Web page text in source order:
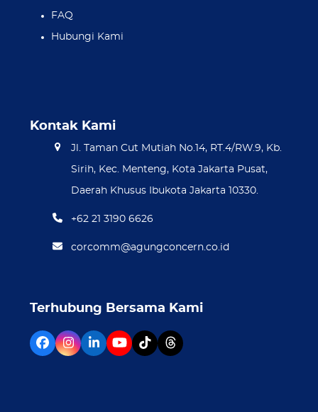
FAQ
Hubungi Kami
Kontak Kami
Jl. Taman Cut Mutiah No.14, RT.4/RW.9, Kb.
Sirih, Kec. Menteng, Kota Jakarta Pusat,
Daerah Khusus Ibukota Jakarta 10330.
+62 21 3190 6626
corcomm@agungconcern.co.id
Terhubung Bersama Kami
Facebook
Instagram
LinkedIn
YouTube
TiktokThreads